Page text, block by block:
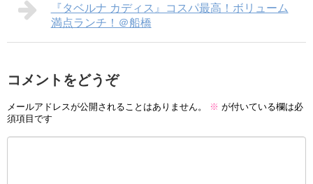
『タベルナ カディス』コスパ最高！ボリューム
満点ランチ！＠船橋
コメントをどうぞ
メールアドレスが公開されることはありません。 ※ が付いている欄は必
須項目です